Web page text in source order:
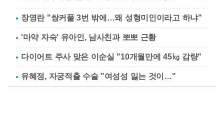
장영란 "쌍커풀 3번 밖에…왜 성형미인이라고 하냐"
'마약 자숙' 유아인, 남사친과 뽀뽀 근황
다이어트 주사 맞은 이순실 "10개월만에 45㎏ 감량"
유혜정, 자궁적출 수술 "여성성 잃는 것이…"